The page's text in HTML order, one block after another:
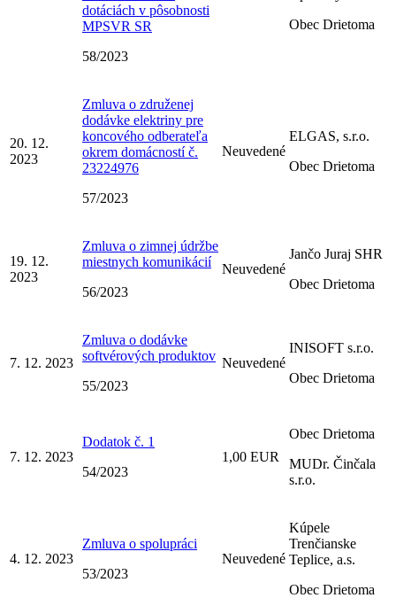
dotáciách v pôsobnosti
MPSVR SR
58/2023
Obec Drietoma
20. 12.
2023
Zmluva o združenej
dodávke elektriny pre
koncového odberateľa
okrem domácností č.
23224976
57/2023
Neuvedené
ELGAS, s.r.o.
Obec Drietoma
19. 12.
2023
Zmluva o zimnej údržbe
miestnych komunikácií
56/2023
Neuvedené
Jančo Juraj SHR
Obec Drietoma
7. 12. 2023
Zmluva o dodávke
softvérových produktov
55/2023
Neuvedené
INISOFT s.r.o.
Obec Drietoma
7. 12. 2023
Dodatok č. 1
54/2023
1,00 EUR
Obec Drietoma
MUDr. Činčala
s.r.o.
4. 12. 2023
Zmluva o spolupráci
53/2023
Neuvedené
Kúpele
Trenčianske
Teplice, a.s.
Obec Drietoma